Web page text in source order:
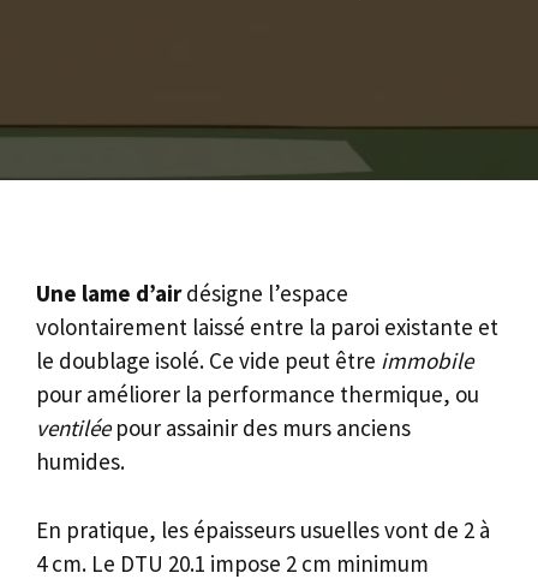
Une lame d’airdésigne l’espace
volontairement laissé entre la paroi existante et
le doublage isolé. Ce vide peut être immobile
pour améliorer la performance thermique, ou
ventiléepour assainir des murs anciens
humides.
En pratique, les épaisseurs usuelles vont de 2 à
4 cm. Le DTU 20.1 impose 2 cm minimum